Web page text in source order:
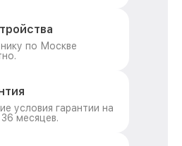
по Москве
условия гарантии на
месяцев.